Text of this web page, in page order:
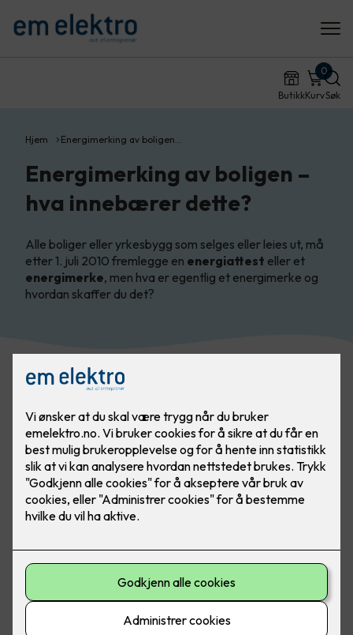
ButikkKurv
0
Søk
Hjem Energimerking av boligen…
Energimerking av boligen –
hva innebærer dette?
Alle boliger eller yrkesbygg som selges eller leies ut, må
etter 1. juli 2010 fremlegge en energiattest eller et
energimerke, men hva er egentlig et energimerke og
hvordan skaffer du det?
Hva er egentlig et energimerke?
Energimerking gir informasjon om energiforbruk og
oppvarming, og hjelper boligeieren med å identifisere hvilke
tiltak som kan øke energieffektiviteten.